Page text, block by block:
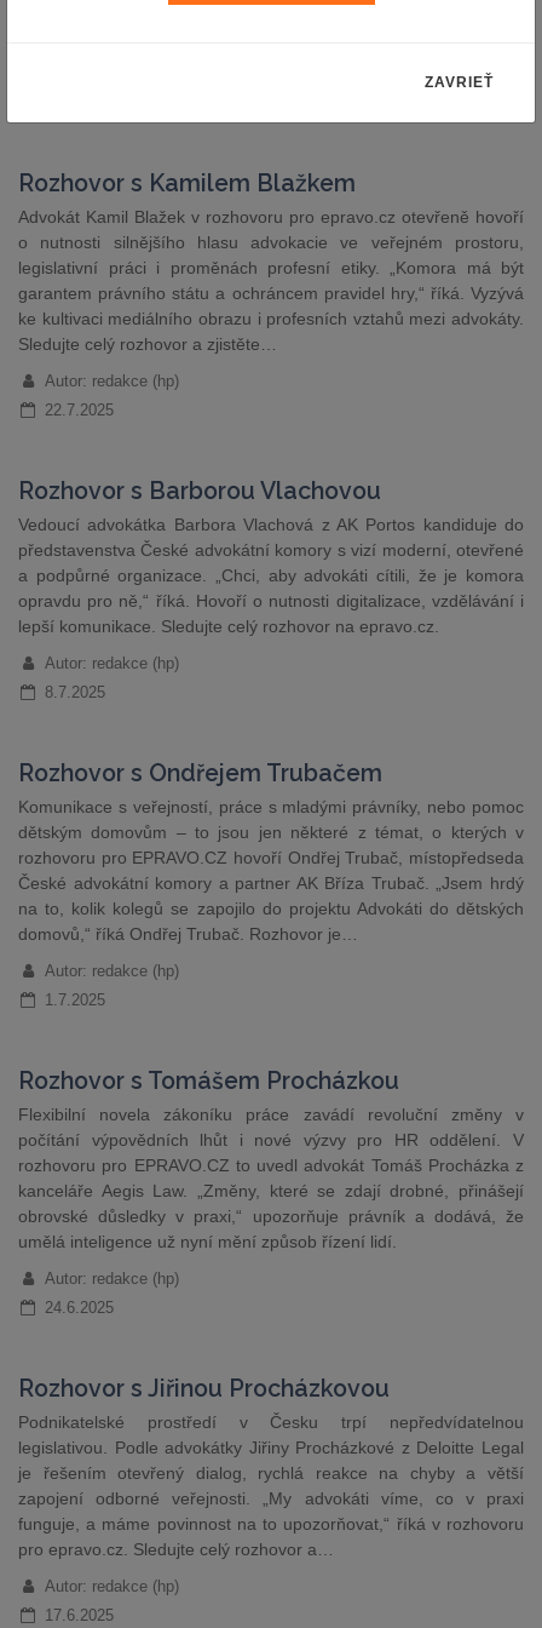
s klientem musí zůstat základním pilířem.“ Sledujte celý rozhovor
Rozhovor s Kamilem Blažkem
Advokát Kamil Blažek v rozhovoru pro epravo.cz otevřeně hovoří
o nutnosti silnějšího hlasu advokacie ve veřejném prostoru,
legislativní práci i proměnách profesní etiky. „Komora má být
garantem právního státu a ochráncem pravidel hry,“ říká. Vyzývá
ke kultivaci mediálního obrazu i profesních vztahů mezi advokáty.
Sledujte celý rozhovor a zjistěte…
Autor: redakce (hp)
22.7.2025
Rozhovor s Barborou Vlachovou
Vedoucí advokátka Barbora Vlachová z AK Portos kandiduje do
představenstva České advokátní komory s vizí moderní, otevřené
a podpůrné organizace. „Chci, aby advokáti cítili, že je komora
opravdu pro ně,“ říká. Hovoří o nutnosti digitalizace, vzdělávání i
lepší komunikace. Sledujte celý rozhovor na epravo.cz.
Autor: redakce (hp)
8.7.2025
Rozhovor s Ondřejem Trubačem
Komunikace s veřejností, práce s mladými právníky, nebo pomoc
dětským domovům – to jsou jen některé z témat, o kterých v
rozhovoru pro EPRAVO.CZ hovoří Ondřej Trubač, místopředseda
České advokátní komory a partner AK Bříza Trubač. „Jsem hrdý
na to, kolik kolegů se zapojilo do projektu Advokáti do dětských
domovů,“ říká Ondřej Trubač. Rozhovor je…
Autor: redakce (hp)
1.7.2025
Rozhovor s Tomášem Procházkou
Flexibilní novela zákoníku práce zavádí revoluční změny v
počítání výpovědních lhůt i nové výzvy pro HR oddělení. V
rozhovoru pro EPRAVO.CZ to uvedl advokát Tomáš Procházka z
kanceláře Aegis Law. „Změny, které se zdají drobné, přinášejí
obrovské důsledky v praxi,“ upozorňuje právník a dodává, že
umělá inteligence už nyní mění způsob řízení lidí.
Autor: redakce (hp)
24.6.2025
Rozhovor s Jiřinou Procházkovou
Podnikatelské prostředí v Česku trpí nepředvídatelnou
legislativou. Podle advokátky Jiřiny Procházkové z Deloitte Legal
je řešením otevřený dialog, rychlá reakce na chyby a větší
zapojení odborné veřejnosti. „My advokáti víme, co v praxi
funguje, a máme povinnost na to upozorňovat,“ říká v rozhovoru
pro epravo.cz. Sledujte celý rozhovor a…
Autor: redakce (hp)
17.6.2025
ZAVRIEŤ